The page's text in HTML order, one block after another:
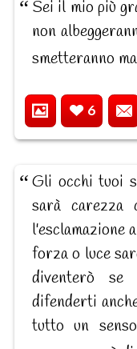
Sei il mio più
non
smetteranno
6
Gli occhi tuoi
sarà carezza
l'esclamazione
forza o luce
diventerò
difenderti
tutto un